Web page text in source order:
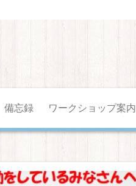
備忘録 ワークショップ案内